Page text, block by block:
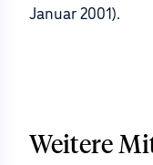
Januar 2001).
Weitere